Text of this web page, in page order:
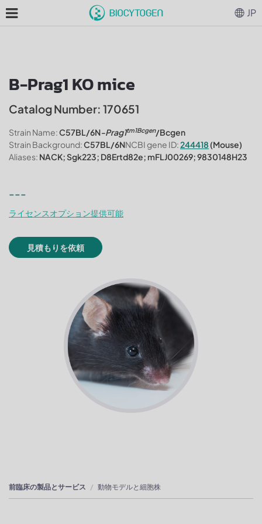
B-Prag1 KO mice
Catalog Number: 170651
Strain Name:C57BL/6N-Prag1tm1Bcgen/Bcgen
Strain Background:C57BL/6NNCBI gene ID:244418 (Mouse)
Aliases: NACK; Sgk223; D8Ertd82e; mFLJ00269; 9830148H23
---
ライセンスオプション提供可能
見積もりを依頼
前臨床の製品とサービス 動物モデルと細胞株
JP